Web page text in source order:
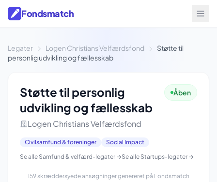
Fondsmatch
Legater Logen Christians Velfærdsfond
Støtte til
personlig udvikling og fællesskab
Støtte til personlig
udvikling og fællesskab
Logen Christians Velfærdsfond
Åben
Civilsamfund & foreninger
Social Impact
Se alle Samfund & velfærd-legater →Se alle Startups-legater →
159 skræddersyede ansøgninger genereret på Fondsmatch